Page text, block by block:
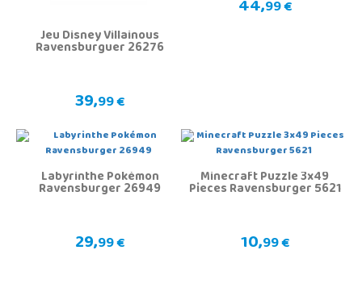
Jeu Disney Villainous
Ravensburguer 26276
39,99 €
44,99 €
Labyrinthe Pokémon
Ravensburger 26949
29,99 €
Minecraft Puzzle 3x49
Pieces Ravensburger 5621
10,99 €